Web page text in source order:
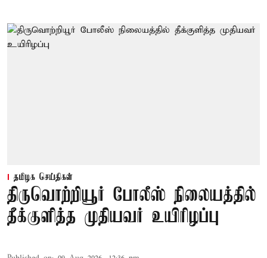
தமிழக செய்திகள்
திருவொற்றியூர் போலீஸ் நிலையத்தில்
தீக்குளித்த முதியவர் உயிரிழப்பு